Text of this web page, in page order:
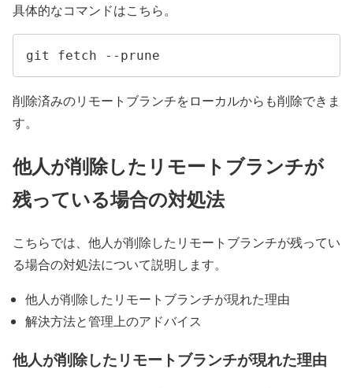
具体的なコマンドはこちら。
git fetch --prune
削除済みのリモートブランチをローカルからも削除できま
す。
他人が削除したリモートブランチが
残っている場合の対処法
こちらでは、他人が削除したリモートブランチが残ってい
る場合の対処法について説明します。
他人が削除したリモートブランチが現れた理由
解決方法と管理上のアドバイス
他人が削除したリモートブランチが現れた理由